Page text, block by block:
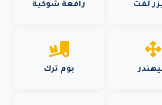
لفت رافعة شوكية
بوم ترك